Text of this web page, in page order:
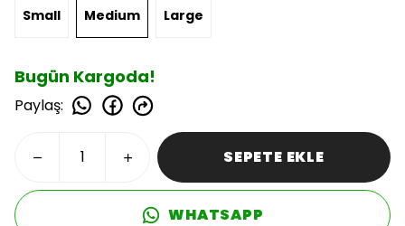
Small Medium Large
Bugün Kargoda!
Paylaş:
SEPETE EKLE
WHATSAPP